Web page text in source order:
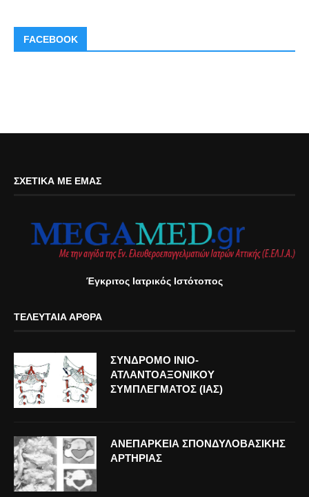
FACEBOOK
ΣΧΕΤΙΚΆ ΜΕ ΕΜΆΣ
Έγκριτος Ιατρικός Ιστότοπος
ΤΕΛΕΥΤΑΊΑ ΆΡΘΡΑ
ΣΥΝΔΡΟΜΟ ΙΝΙΟ-
ΑΤΛΑΝΤΟΑΞΟΝΙΚΟΥ
ΣΥΜΠΛΕΓΜΑΤΟΣ (ΙΑΣ)
ΑΝΕΠΑΡΚΕΙΑ ΣΠΟΝΔΥΛΟΒΑΣΙΚΗΣ
ΑΡΤΗΡΙΑΣ